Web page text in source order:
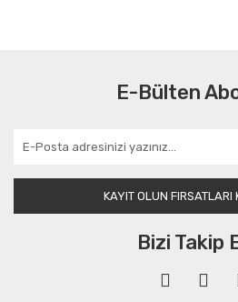
E-Bülten
KAYIT OLUN FIRSATLARI
Bizi Takip